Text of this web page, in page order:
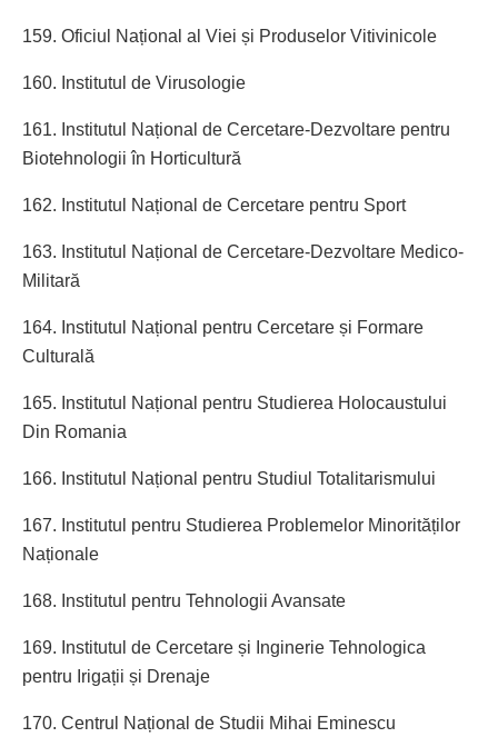
159. Oficiul Național al Viei și Produselor Vitivinicole
160. Institutul de Virusologie
161. Institutul Național de Cercetare-Dezvoltare pentru
Biotehnologii în Horticultură
162. Institutul Național de Cercetare pentru Sport
163. Institutul Național de Cercetare-Dezvoltare Medico-
Militară
164. Institutul Național pentru Cercetare și Formare
Culturală
165. Institutul Național pentru Studierea Holocaustului
Din Romania
166. Institutul Național pentru Studiul Totalitarismului
167. Institutul pentru Studierea Problemelor Minorităților
Naționale
168. Institutul pentru Tehnologii Avansate
169. Institutul de Cercetare și Inginerie Tehnologica
pentru Irigații și Drenaje
170. Centrul Național de Studii Mihai Eminescu